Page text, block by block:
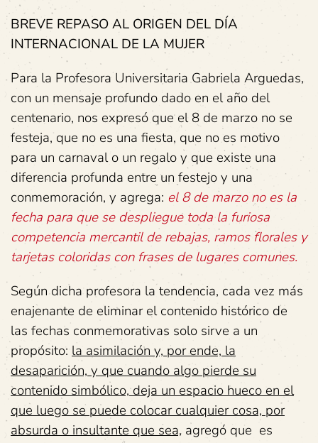
BREVE REPASO AL ORIGEN DEL DÍA
INTERNACIONAL DE LA MUJER
Para la Profesora Universitaria Gabriela Arguedas,
con un mensaje profundo dado en el año del
centenario, nos expresó que el 8 de marzo no se
festeja, que no es una fiesta, que no es motivo
para un carnaval o un regalo y que existe una
diferencia profunda entre un festejo y una
conmemoración, y agrega: el 8 de marzo no es la
fecha para que se despliegue toda la furiosa
competencia mercantil de rebajas, ramos florales y
tarjetas coloridas con frases de lugares comunes.
Según dicha profesora la tendencia, cada vez más
enajenante de eliminar el contenido histórico de
las fechas conmemorativas solo sirve a un
propósito: la asimilación y, por ende, la
desaparición, y que cuando algo pierde su
contenido simbólico, deja un espacio hueco en el
que luego se puede colocar cualquier cosa, por
absurda o insultante que sea, agregó que es